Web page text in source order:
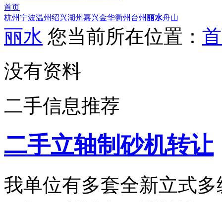
首页
杭州宁波温州绍兴湖州嘉兴金华衢州 台州丽水舟山
丽水 您当前所在位置：
没有资料
二手信息推荐
二手立轴制砂机转让
我单位有多套全新立式